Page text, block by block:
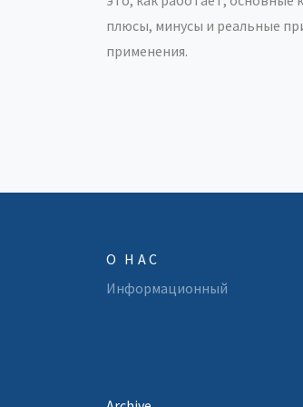
плюсы, минусы и реальные
применения.
О НАС
Информационный